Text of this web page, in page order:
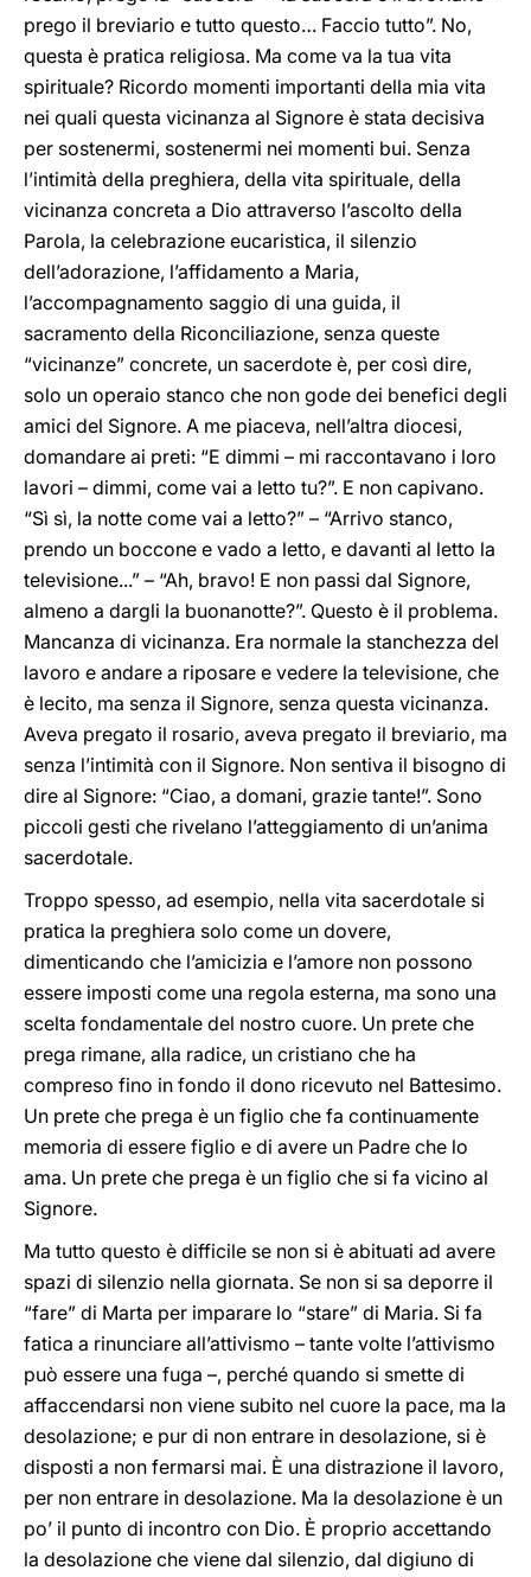
prego il breviario e tutto questo… Faccio tutto”. No,
questa è pratica religiosa. Ma come va la tua vita
spirituale? Ricordo momenti importanti della mia vita
nei quali questa vicinanza al Signore è stata decisiva
per sostenermi, sostenermi nei momenti bui. Senza
l’intimità della preghiera, della vita spirituale, della
vicinanza concreta a Dio attraverso l’ascolto della
Parola, la celebrazione eucaristica, il silenzio
dell’adorazione, l’affidamento a Maria,
l’accompagnamento saggio di una guida, il
sacramento della Riconciliazione, senza queste
“vicinanze” concrete, un sacerdote è, per così dire,
solo un operaio stanco che non gode dei benefici degli
amici del Signore. A me piaceva, nell’altra diocesi,
domandare ai preti: “E dimmi – mi raccontavano i loro
lavori – dimmi, come vai a letto tu?”. E non capivano.
“Sì sì, la notte come vai a letto?” – “Arrivo stanco,
prendo un boccone e vado a letto, e davanti al letto la
televisione...” – “Ah, bravo! E non passi dal Signore,
almeno a dargli la buonanotte?”. Questo è il problema.
Mancanza di vicinanza. Era normale la stanchezza del
lavoro e andare a riposare e vedere la televisione, che
è lecito, ma senza il Signore, senza questa vicinanza.
Aveva pregato il rosario, aveva pregato il breviario, ma
senza l’intimità con il Signore. Non sentiva il bisogno di
dire al Signore: “Ciao, a domani, grazie tante!”. Sono
piccoli gesti che rivelano l’atteggiamento di un’anima
sacerdotale.
Troppo spesso, ad esempio, nella vita sacerdotale si
pratica la preghiera solo come un dovere,
dimenticando che l’amicizia e l’amore non possono
essere imposti come una regola esterna, ma sono una
scelta fondamentale del nostro cuore. Un prete che
prega rimane, alla radice, un cristiano che ha
compreso fino in fondo il dono ricevuto nel Battesimo.
Un prete che prega è un figlio che fa continuamente
memoria di essere figlio e di avere un Padre che lo
ama. Un prete che prega è un figlio che si fa vicino al
Signore.
Ma tutto questo è difficile se non si è abituati ad avere
spazi di silenzio nella giornata. Se non si sa deporre il
“fare” di Marta per imparare lo “stare” di Maria. Si fa
fatica a rinunciare all’attivismo – tante volte l’attivismo
può essere una fuga –, perché quando si smette di
affaccendarsi non viene subito nel cuore la pace, ma la
desolazione; e pur di non entrare in desolazione, si è
disposti a non fermarsi mai. È una distrazione il lavoro,
per non entrare in desolazione. Ma la desolazione è un
po’ il punto di incontro con Dio. È proprio accettando
la desolazione che viene dal silenzio, dal digiuno di